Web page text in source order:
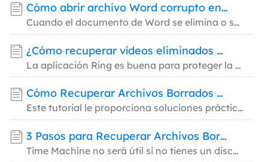
Cómo abrir archivo Word corrupto en Mac y recuperar el Word eliminado
Cuando el documento de Word se elimina o se corrompe en tu Mac, es posible que veas la ind
¿Cómo recuperar vídeos eliminados de Ring?
La aplicación Ring es buena para proteger la seguridad de tu hogar. Sin embargo, es posibl
Cómo Recuperar Archivos Borrados de la Papelera Mac
Este tutorial le proporciona soluciones prácticas sobre cómo recuperar archivos borrados e
3 Pasos para Recuperar Archivos Borrados en Mac sin Time Machine
Time Machine no será útil si no tienes un disco duro externo para usarlo para crear una co